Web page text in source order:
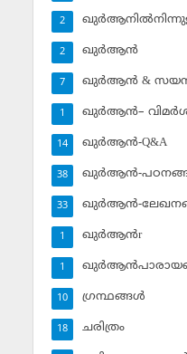
2
ഖുര്‍ആന്‍
2
ഖുര്‍ആന്‍ &
7
ഖുര്‍ആന്‍–
1
ഖുര്‍ആന്‍-Q&A
14
ഖുര്‍ആന്‍-
38
ഖുര്‍ആന്‍-
33
ഖുര്‍ആന്‍r
1
1
ഗ്രന്ഥങ്ങള്‍
10
ചരിത്രം
18